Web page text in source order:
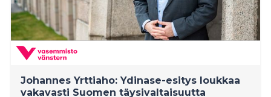
Johannes Yrttiaho: Ydinase-esitys loukkaa
vakavasti Suomen täysivaltaisuutta